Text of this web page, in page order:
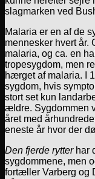
slagmarken ved
Malaria er en af de
mennesker hvert år.
malaria, og ca. en
tropesygdom, men
hærget af malaria. I
sygdom, hvis
stort set kun
ældre. Sygdommen
året med
eneste år hvor der
Den fjerde rytterhar
sygdommene, men
fortæller Varberg og